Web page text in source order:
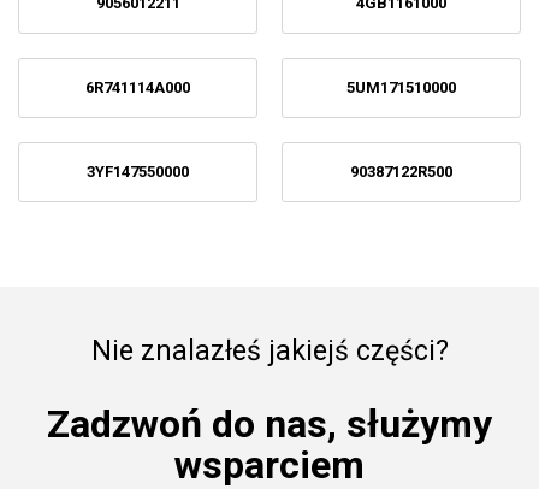
6R741114A000 5UM171510000
3YF147550000 90387122R500
Nie znalazłeś jakiejś części?
Zadzwoń do nas, służymy
wsparciem